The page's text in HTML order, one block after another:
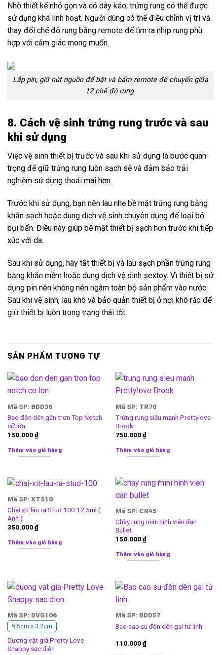
Nhờ thiết kế nhỏ gọn và có dây kéo, trứng rung có thể được
sử dụng khá linh hoạt. Người dùng có thể điều chỉnh vị trí và
thay đổi chế độ rung bằng remote để tìm ra nhịp rung phù
hợp với cảm giác mong muốn.
Lắp pin, giữ nút nguồn để bật và bấm remote để chuyển giữa
12 chế độ rung.
8. Cách vệ sinh trứng rung trước và sau
khi sử dụng
Việc vệ sinh thiết bị trước và sau khi sử dụng là bước quan
trọng để giữ trứng rung luôn sạch sẽ và đảm bảo trải
nghiệm sử dụng thoải mái hơn.
Trước khi sử dụng, bạn nên lau nhẹ bề mặt trứng rung bằng
khăn sạch hoặc dung dịch vệ sinh chuyên dụng để loại bỏ
bụi bẩn. Điều này giúp bề mặt thiết bị sạch hơn trước khi tiếp
xúc với da.
Sau khi sử dụng, hãy tắt thiết bị và lau sạch phần trứng rung
bằng khăn mềm hoặc dung dịch vệ sinh sextoy. Vì thiết bị sử
dụng pin nên không nên ngâm toàn bộ sản phẩm vào nước.
Sau khi vệ sinh, lau khô và bảo quản thiết bị ở nơi khô ráo để
giữ thiết bị luôn trong trạng thái tốt.
SẢN PHẨM TƯƠNG TỰ
Mã SP: BDD36
Bao đôn dên gân trơn Top Notch
cỡ lớn
150.000₫
Thêm vào giỏ hàng
Mã SP: TR70
Trứng rung siêu mạnh Prettylove
Brook
750.000₫
Thêm vào giỏ hàng
Mã SP: XTS10
Chai xịt lâu ra Stud 100 12.5ml (
Anh )
350.000₫
Thêm vào giỏ hàng
Mã SP: CR45
Chày rung mini hình viên đạn
Bullet
150.000₫
Thêm vào giỏ hàng
Mã SP: DVG106
9.5cm x 3.2cm
Dương vật giả Pretty Love
Snappy sạc điện
Mã SP: BDD57
Bao cao su đôn dên gai tứ linh
110.000₫